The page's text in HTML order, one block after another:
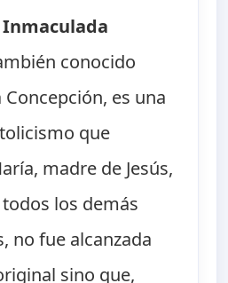
Inmaculada
conocido
es una
que
madre de Jesús,
los demás
no fue alcanzada
sino que,